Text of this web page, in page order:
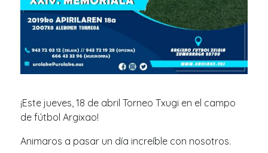
¡Este jueves, 18 de abril Torneo Txugi en el campo
de fútbol Argixao!
Animaros a pasar un día increíble con nosotros.